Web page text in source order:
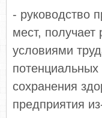
- руководство
мест, получает
условиями
сохранения
предприятия